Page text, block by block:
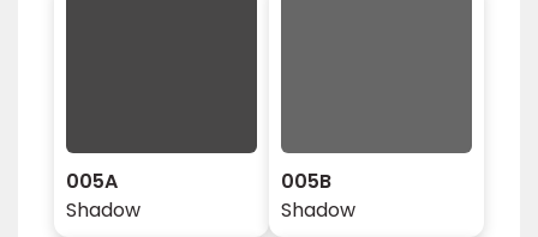
005A
Shadow
005B
Shadow